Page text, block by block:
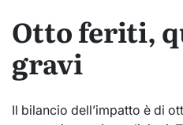
Otto feriti,
gravi
Il bilancio dell’impatto è di